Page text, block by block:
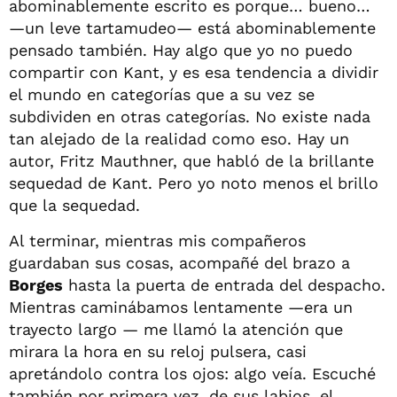
abominablemente escrito es porque… bueno…
—un leve tartamudeo— está abominablemente
pensado también. Hay algo que yo no puedo
compartir con Kant, y es esa tendencia a dividir
el mundo en categorías que a su vez se
subdividen en otras categorías. No existe nada
tan alejado de la realidad como eso. Hay un
autor, Fritz Mauthner, que habló de la brillante
sequedad de Kant. Pero yo noto menos el brillo
que la sequedad.
Al terminar, mientras mis compañeros
guardaban sus cosas, acompañé del brazo a
Borges hasta la puerta de entrada del despacho.
Mientras caminábamos lentamente —era un
trayecto largo — me llamó la atención que
mirara la hora en su reloj pulsera, casi
apretándolo contra los ojos: algo veía. Escuché